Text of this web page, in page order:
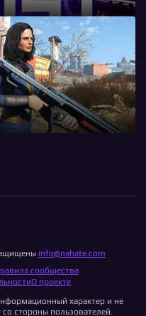
info@nahate.com
сообщества
О проекте
характер и не
стороны пользователей.